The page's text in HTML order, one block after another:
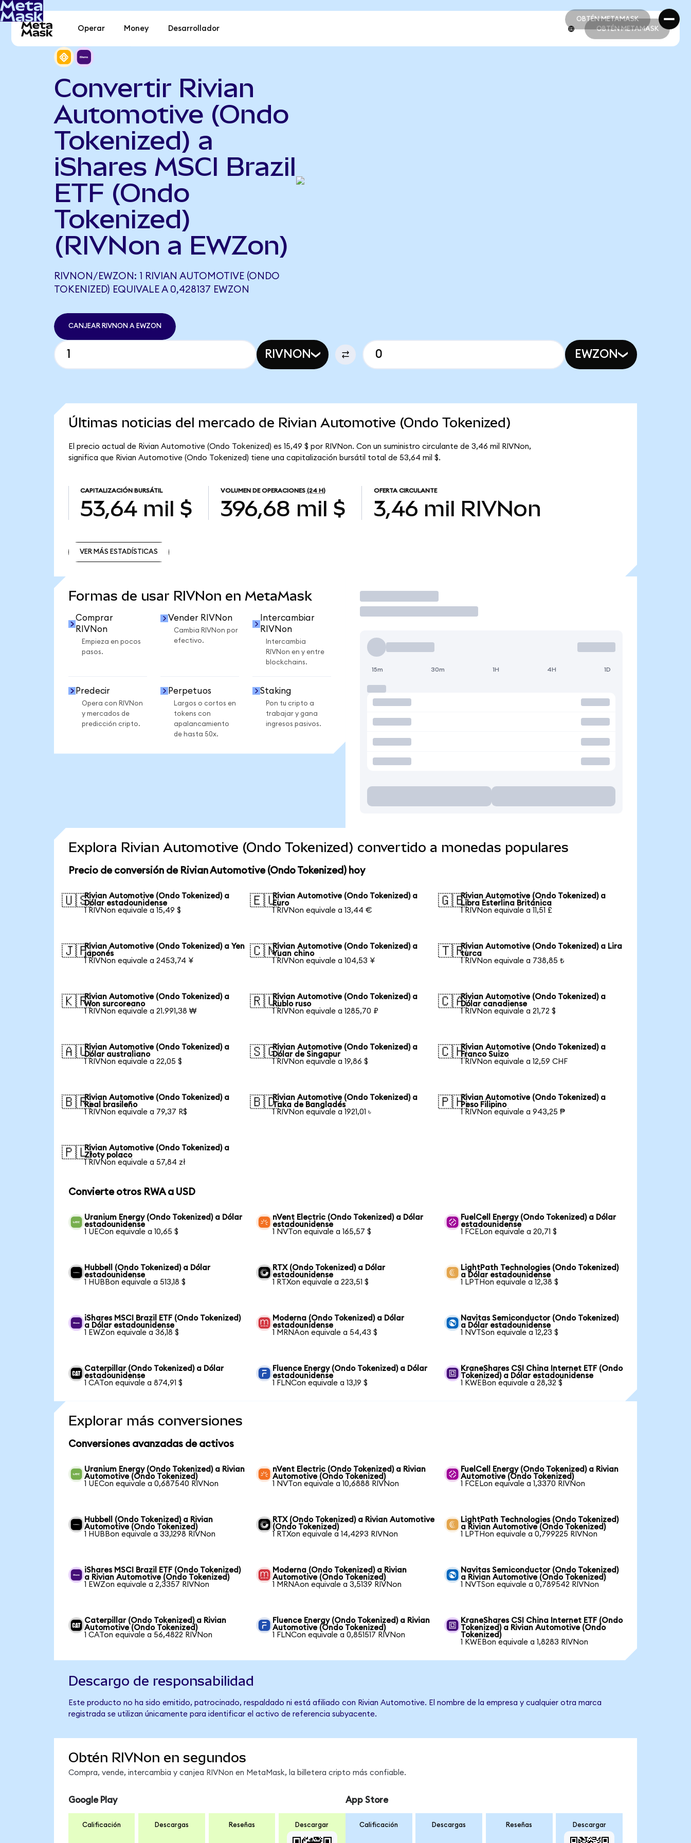
OBTÉN METAMASK
OBTÉN METAMASK
Operar Money Desarrollador OBTÉN METAMASK
Convertir Rivian
Automotive (Ondo
Tokenized) a
iShares MSCI Brazil
ETF (Ondo
Tokenized)
(RIVNon a EWZon)
RIVNON/EWZON: 1 RIVIAN AUTOMOTIVE (ONDO
TOKENIZED) EQUIVALE A 0,428137 EWZON
CANJEAR RIVNON A EWZON
RIVNON EWZON
Últimas noticias del mercado de Rivian Automotive (Ondo Tokenized)
El precio actual de Rivian Automotive (Ondo Tokenized) es 15,49 $ por RIVNon. Con un suministro circulante de 3,46 mil RIVNon,
significa que Rivian Automotive (Ondo Tokenized) tiene una capitalización bursátil total de 53,64 mil $.
CAPITALIZACIÓN BURSÁTIL
53,64 mil $
VOLUMEN DE OPERACIONES (24 H)
396,68 mil $
OFERTA CIRCULANTE
3,46 mil RIVNon
VER MÁS ESTADÍSTICAS
Formas de usar RIVNon en MetaMask
Comprar
RIVNon
Empieza en pocos
pasos.
Vender RIVNon
Cambia RIVNon por
efectivo.
Intercambiar
RIVNon
Intercambia
RIVNon en y entre
blockchains.
Predecir
Opera con RIVNon
y mercados de
predicción cripto.
Perpetuos
Largos o cortos en
tokens con
apalancamiento
de hasta 50x.
Staking
Pon tu cripto a
trabajar y gana
ingresos pasivos.
Operar
15m 30m 1H 4H 1D
Explora Rivian Automotive (Ondo Tokenized) convertido a monedas populares
Precio de conversión de Rivian Automotive (Ondo Tokenized) hoy
🇺🇸Rivian Automotive (Ondo Tokenized) a
Dólar estadounidense
1 RIVNon equivale a 15,49 $
🇪🇺Rivian Automotive (Ondo Tokenized) a
Euro
1 RIVNon equivale a 13,44 €
🇬🇧Rivian Automotive (Ondo Tokenized) a
Libra Esterlina Británica
1 RIVNon equivale a 11,51 £
🇯🇵Rivian Automotive (Ondo Tokenized) a Yen
japonés
1 RIVNon equivale a 2453,74 ¥
🇨🇳Rivian Automotive (Ondo Tokenized) a
Yuan chino
1 RIVNon equivale a 104,53 ¥
🇹🇷Rivian Automotive (Ondo Tokenized) a Lira
turca
1 RIVNon equivale a 738,85 ₺
🇰🇷Rivian Automotive (Ondo Tokenized) a
Won surcoreano
1 RIVNon equivale a 21.991,38 ₩
🇷🇺Rivian Automotive (Ondo Tokenized) a
Rublo ruso
1 RIVNon equivale a 1285,70 ₽
🇨🇦Rivian Automotive (Ondo Tokenized) a
Dólar canadiense
1 RIVNon equivale a 21,72 $
🇦🇺Rivian Automotive (Ondo Tokenized) a
Dólar australiano
1 RIVNon equivale a 22,05 $
🇸🇬Rivian Automotive (Ondo Tokenized) a
Dólar de Singapur
1 RIVNon equivale a 19,86 $
🇨🇭Rivian Automotive (Ondo Tokenized) a
Franco Suizo
1 RIVNon equivale a 12,59 CHF
🇧🇷Rivian Automotive (Ondo Tokenized) a
Real brasileño
1 RIVNon equivale a 79,37 R$
🇧🇩Rivian Automotive (Ondo Tokenized) a
Taka de Bangladés
1 RIVNon equivale a 1921,01 ৳
🇵🇭Rivian Automotive (Ondo Tokenized) a
Peso Filipino
1 RIVNon equivale a 943,25 ₱
🇵🇱Rivian Automotive (Ondo Tokenized) a
Złoty polaco
1 RIVNon equivale a 57,84 zł
Convierte otros RWA a USD
Uranium Energy (Ondo Tokenized) a Dólar
estadounidense
1 UECon equivale a 10,65 $
nVent Electric (Ondo Tokenized) a Dólar
estadounidense
1 NVTon equivale a 165,57 $
FuelCell Energy (Ondo Tokenized) a Dólar
estadounidense
1 FCELon equivale a 20,71 $
Hubbell (Ondo Tokenized) a Dólar
estadounidense
1 HUBBon equivale a 513,18 $
RTX (Ondo Tokenized) a Dólar
estadounidense
1 RTXon equivale a 223,51 $
LightPath Technologies (Ondo Tokenized)
a Dólar estadounidense
1 LPTHon equivale a 12,38 $
iShares MSCI Brazil ETF (Ondo Tokenized)
a Dólar estadounidense
1 EWZon equivale a 36,18 $
Moderna (Ondo Tokenized) a Dólar
estadounidense
1 MRNAon equivale a 54,43 $
Navitas Semiconductor (Ondo Tokenized)
a Dólar estadounidense
1 NVTSon equivale a 12,23 $
Caterpillar (Ondo Tokenized) a Dólar
estadounidense
1 CATon equivale a 874,91 $
Fluence Energy (Ondo Tokenized) a Dólar
estadounidense
1 FLNCon equivale a 13,19 $
KraneShares CSI China Internet ETF (Ondo
Tokenized) a Dólar estadounidense
1 KWEBon equivale a 28,32 $
Explorar más conversiones
Conversiones avanzadas de activos
Uranium Energy (Ondo Tokenized) a Rivian
Automotive (Ondo Tokenized)
1 UECon equivale a 0,687540 RIVNon
nVent Electric (Ondo Tokenized) a Rivian
Automotive (Ondo Tokenized)
1 NVTon equivale a 10,6888 RIVNon
FuelCell Energy (Ondo Tokenized) a Rivian
Automotive (Ondo Tokenized)
1 FCELon equivale a 1,3370 RIVNon
Hubbell (Ondo Tokenized) a Rivian
Automotive (Ondo Tokenized)
1 HUBBon equivale a 33,1298 RIVNon
RTX (Ondo Tokenized) a Rivian Automotive
(Ondo Tokenized)
1 RTXon equivale a 14,4293 RIVNon
LightPath Technologies (Ondo Tokenized)
a Rivian Automotive (Ondo Tokenized)
1 LPTHon equivale a 0,799225 RIVNon
iShares MSCI Brazil ETF (Ondo Tokenized)
a Rivian Automotive (Ondo Tokenized)
1 EWZon equivale a 2,3357 RIVNon
Moderna (Ondo Tokenized) a Rivian
Automotive (Ondo Tokenized)
1 MRNAon equivale a 3,5139 RIVNon
Navitas Semiconductor (Ondo Tokenized)
a Rivian Automotive (Ondo Tokenized)
1 NVTSon equivale a 0,789542 RIVNon
Caterpillar (Ondo Tokenized) a Rivian
Automotive (Ondo Tokenized)
1 CATon equivale a 56,4822 RIVNon
Fluence Energy (Ondo Tokenized) a Rivian
Automotive (Ondo Tokenized)
1 FLNCon equivale a 0,851517 RIVNon
KraneShares CSI China Internet ETF (Ondo
Tokenized) a Rivian Automotive (Ondo
Tokenized)
1 KWEBon equivale a 1,8283 RIVNon
Descargo de responsabilidad
Este producto no ha sido emitido, patrocinado, respaldado ni está afiliado con Rivian Automotive. El nombre de la empresa y cualquier otra marca
registrada se utilizan únicamente para identificar el activo de referencia subyacente.
Obtén RIVNon en segundos
Compra, vende, intercambia y canjea RIVNon en MetaMask, la billetera cripto más confiable.
Google Play
Calificación Descargas Reseñas Descargar
App Store
Calificación Descargas Reseñas Descargar